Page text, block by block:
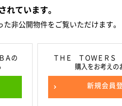
れています。
非公開物件をご覧いただけます。
Ａの
ＴＨＥ ＴＯＷＥＲＳ
購入をお考えの
新規会員